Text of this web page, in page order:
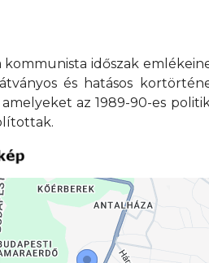
időszak
és hatásos
az 1989-90-es